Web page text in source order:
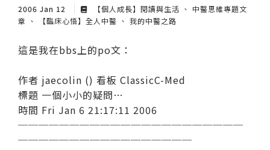
聆聽共鳴．講座紀實
2006 Jan 12 【個人成長】閱讀與生活
中醫思維專題文
章
【臨床心悟】全人中醫 我的中醫之路
這是我在bbs上的po文：
作者 jaecolin () 看板 ClassicC-Med
標題 一個小小的疑問…
時間 Fri Jan 6 21:17:11 2006
──────────────────────
─────────────────